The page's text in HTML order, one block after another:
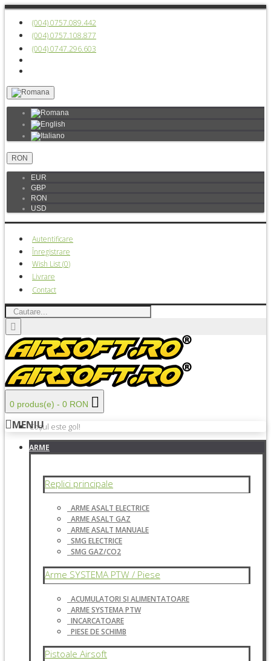
(004) 0757.089.442
(004) 0757.108.877
(004) 0747.296.603
RON
EUR
GBP
RON
USD
Autentificare
Înregistrare
Wish List (0)
Livrare
Contact
0 produs(e) - 0 RON
Coșul este gol!
MENIU
ARME
Replici principale
ARME ASALT ELECTRICE
ARME ASALT GAZ
ARME ASALT MANUALE
SMG ELECTRICE
SMG GAZ/CO2
Arme SYSTEMA PTW / Piese
ACUMULATORI SI ALIMENTATOARE
ARME SYSTEMA PTW
INCARCATOARE
PIESE DE SCHIMB
Pistoale Airsoft